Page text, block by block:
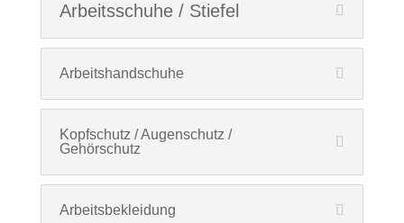
Arbeitsschuhe / Stiefel
Arbeitshandschuhe
Kopfschutz / Augenschutz /
Gehörschutz
Arbeitsbekleidung